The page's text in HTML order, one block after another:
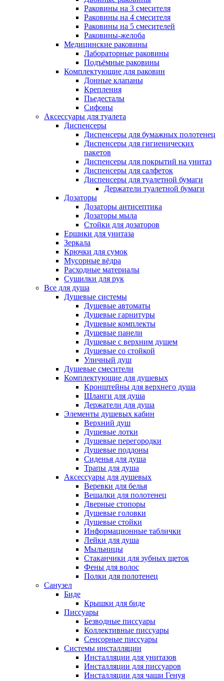
Раковины на 3 смесителя
Раковины на 4 смесителя
Раковины на 5 смесителей
Раковины-желоба
Медицинские раковины
Лабораторные раковины
Подъёмные раковины
Комплектующие для раковин
Донные клапаны
Крепления
Пьедесталы
Сифоны
Аксессуары для туалета
Диспенсеры
Диспенсеры для бумажных полотенец
Диспенсеры для гигиенических
пакетов
Диспенсеры для покрытий на унитаз
Диспенсеры для салфеток
Диспенсеры для туалетной бумаги
Держатели туалетной бумаги
Дозаторы
Дозаторы антисептика
Дозаторы мыла
Стойки для дозаторов
Ершики для унитаза
Зеркала
Крючки для сумок
Мусорные вёдра
Расходные материалы
Сушилки для рук
Все для душа
Душевые системы
Душевые автоматы
Душевые гарнитуры
Душевые комплекты
Душевые панели
Душевые с верхним душем
Душевые со стойкой
Уличный душ
Душевые смесители
Комплектующие для душевых
Кронштейны для верхнего душа
Шланги для душа
Держатели для душа
Элементы душевых кабин
Верхний душ
Душевые лотки
Душевые перегородки
Душевые поддоны
Сиденья для душа
Трапы для душа
Аксессуары для душевых
Веревки для белья
Вешалки для полотенец
Дверные стопоры
Душевые головки
Душевые стойки
Информационные таблички
Лейки для душа
Мыльницы
Стаканчики для зубных щеток
Фены для волос
Полки для полотенец
Санузел
Биде
Крышки для биде
Писсуары
Безводные писсуары
Коллективные писсуары
Сенсорные писсуары
Системы инсталляции
Инсталляции для унитазов
Инсталляции для писсуаров
Инсталляции для чаши Генуя